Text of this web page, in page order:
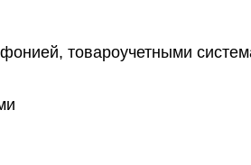
товароучетными